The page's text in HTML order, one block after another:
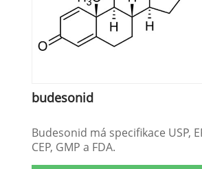
budesonid
Budesonid má specifikace USP,
CEP, GMP a FDA.